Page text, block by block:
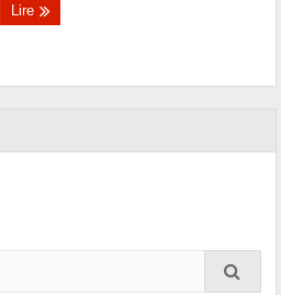
Lire